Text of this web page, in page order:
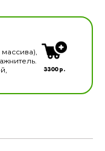
инструментов
3300 р.